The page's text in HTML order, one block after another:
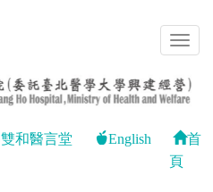
雙和醫言堂 English
首
頁